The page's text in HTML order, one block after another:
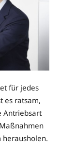
für jedes
es ratsam,
Antriebsart
herausholen.